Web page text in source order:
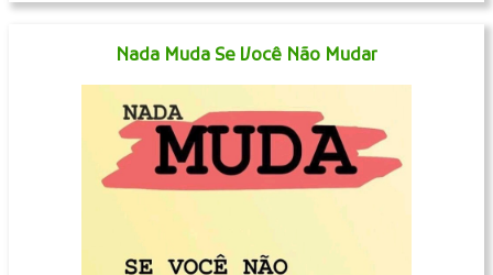
Nada Muda Se Você Não Mudar